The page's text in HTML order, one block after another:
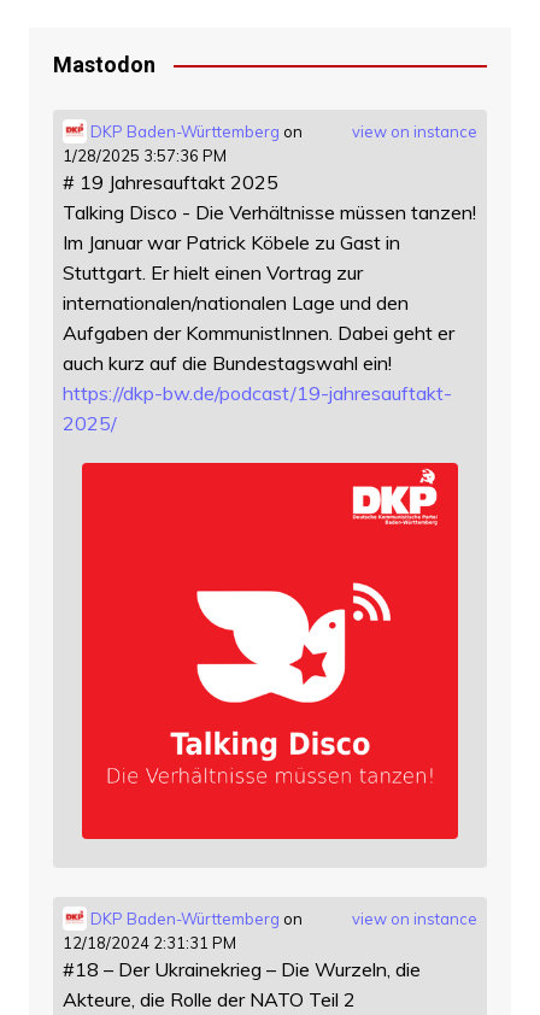
Mastodon
view on instance
DKP Baden-Württemberg on
1/28/2025 3:57:36 PM
# 19 Jahresauftakt 2025
Talking Disco - Die Verhältnisse müssen tanzen!
Im Januar war Patrick Köbele zu Gast in
Stuttgart. Er hielt einen Vortrag zur
internationalen/nationalen Lage und den
Aufgaben der KommunistInnen. Dabei geht er
auch kurz auf die Bundestagswahl ein!
https://dkp-bw.de/podcast/19-jahresauftakt-
2025/
view on instance
DKP Baden-Württemberg on
12/18/2024 2:31:31 PM
#18 – Der Ukrainekrieg – Die Wurzeln, die
Akteure, die Rolle der NATO Teil 2